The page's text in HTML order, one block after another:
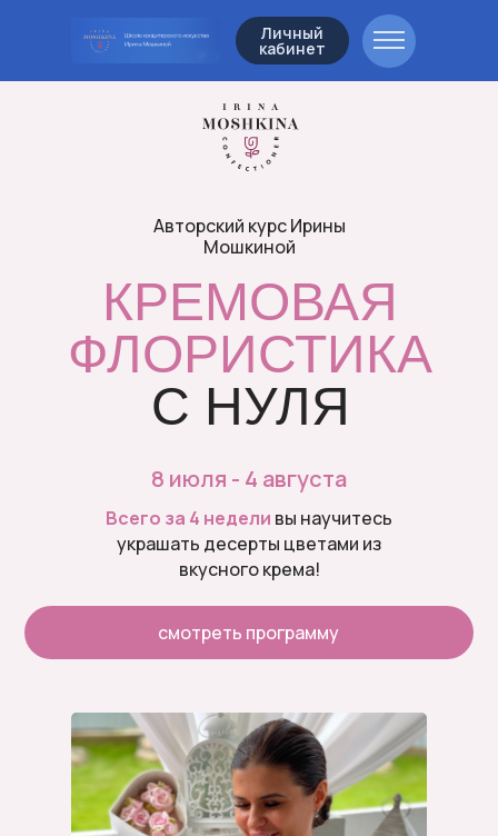
Личный
кабинет
КРЕМОВАЯ
ФЛОРИСТИКА
С НУЛЯ
Всего за 4 недели вы научитесь
украшать десерты цветами из
вкусного крема!
8 июля - 4 августа
Авторский курс Ирины
Мошкиной
cмотреть программу